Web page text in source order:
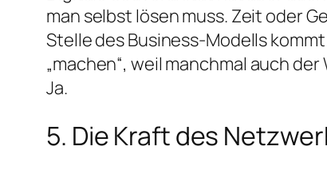
man selbst lösen muss. Zeit oder
Stelle des Business-Modells
„machen“, weil manchmal auch
Ja.
5. Die Kraft des